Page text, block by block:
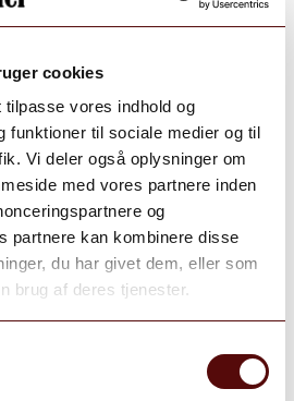
cookies
vores indhold og
funktioner til sociale medier og til
Vi deler også oplysninger om
med vores partnere inden
og
partnere kan kombinere disse
du har givet dem, eller som
brug af deres tjenester.